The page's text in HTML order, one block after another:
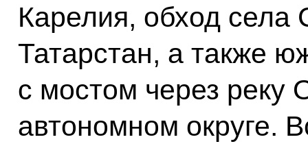
Карелия, обход села
Татарстан, а также
с мостом через
автономном округе.